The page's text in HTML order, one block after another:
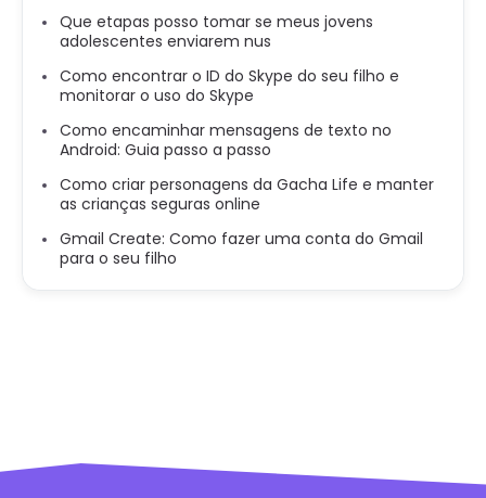
Que etapas posso tomar se meus jovens
adolescentes enviarem nus
Como encontrar o ID do Skype do seu filho e
monitorar o uso do Skype
Como encaminhar mensagens de texto no
Android: Guia passo a passo
Como criar personagens da Gacha Life e manter
as crianças seguras online
Gmail Create: Como fazer uma conta do Gmail
para o seu filho